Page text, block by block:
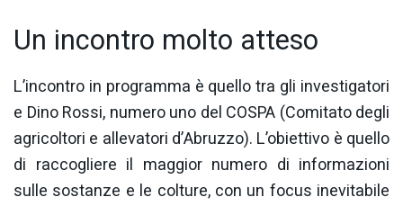
Un incontro molto atteso
L’incontro in programma è quello tra gli investigatori
e Dino Rossi, numero uno del COSPA (Comitato degli
agricoltori e allevatori d’Abruzzo). L’obiettivo è quello
di raccogliere il maggior numero di informazioni
sulle sostanze e le colture, con un focus inevitabile